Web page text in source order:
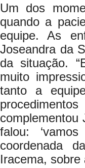
Um dos
quando a
equipe. As
Joseandra da
da situação.
muito
tanto a
complementou
falou:
coordenada
Iracema,